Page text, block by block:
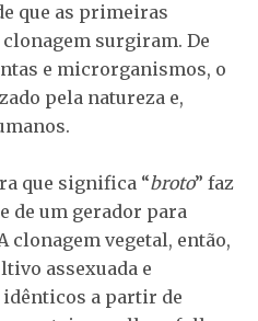
que as primeiras
surgiram. De
e microrganismos, o
pela natureza e,
que significa “broto” faz
de um gerador para
clonagem vegetal, então,
assexuada e
a partir de